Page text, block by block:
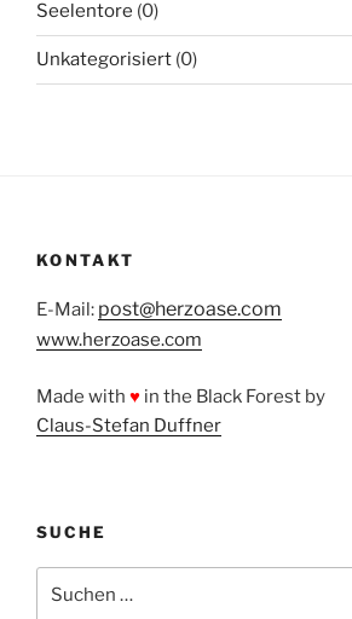
Seelentore (0)
Unkategorisiert (0)
KONTAKT
E-Mail: post@herzoase.com
www.herzoase.com
Made with ♥ in the Black Forest by
Claus-Stefan Duffner
SUCHE
nach: